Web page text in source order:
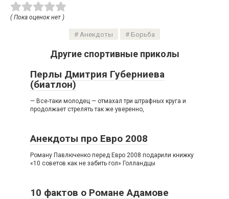
( Пока оценок нет )
Анекдоты Борьба
Другие спортивные приколы
Перлы Дмитрия Губерниева
(биатлон)
— Все-таки молодец — отмахал три штрафных круга и
продолжает стрелять так же уверенно,
Анекдоты про Евро 2008
Роману Павлюченко перед Евро 2008 подарили книжку
«10 советов как не забить гол» Голландцы
10 фактов о Романе Адамове